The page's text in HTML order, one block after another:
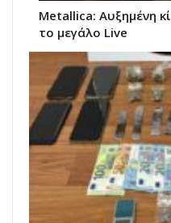
Metallica: Αυξημένη
το μεγάλο Live